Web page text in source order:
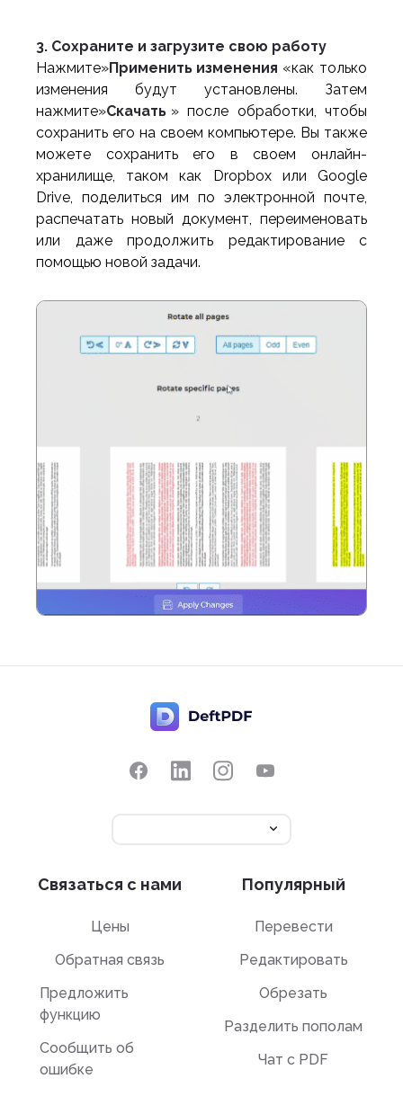
3. Сохраните и загрузите свою работу
Нажмите»Применить изменения «как только
изменения будут установлены. Затем
нажмите»Скачать » после обработки, чтобы
сохранить его на своем компьютере. Вы также
можете сохранить его в своем онлайн-
хранилище, таком как Dropbox или Google
Drive, поделиться им по электронной почте,
распечатать новый документ, переименовать
или даже продолжить редактирование с
помощью новой задачи.
Связаться с нами
Цены
Обратная связь
Предложить
функцию
Сообщить об
ошибке
Популярный
Перевести
Редактировать
Обрезать
Разделить пополам
Чат с PDF